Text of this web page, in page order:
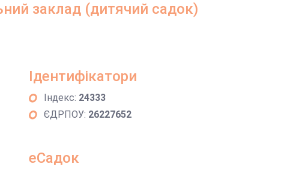
заклад (дитячий садок)
Ідентифікатори
Індекс: 24333
ЄДРПОУ: 26227652
еСадок